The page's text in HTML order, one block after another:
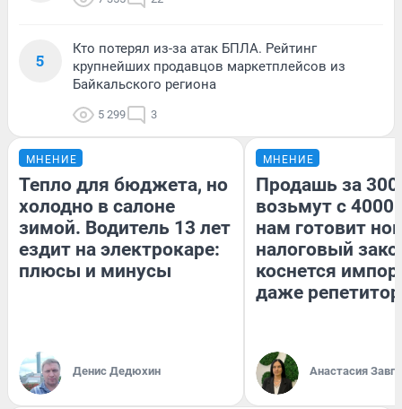
5
Кто потерял из-за атак БПЛА. Рейтинг
крупнейших продавцов маркетплейсов из
Байкальского региона
5 299 3
МНЕНИЕ
Тепло для бюджета, но
холодно в салоне
зимой. Водитель 13 лет
ездит на электрокаре:
плюсы и минусы
Денис Дедюхин
МНЕНИЕ
Продашь за
возьмут с
нам готовит
налоговый
коснется
даже
Анастасия